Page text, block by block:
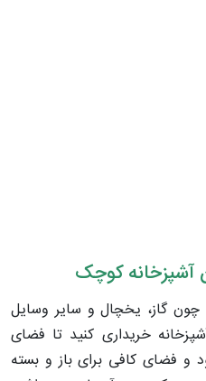
آشپزخانه کوچک
گاز، یخچال و سایر وسایل
خریداری کنید تا فضای
و فضای کافی برای باز و بسته